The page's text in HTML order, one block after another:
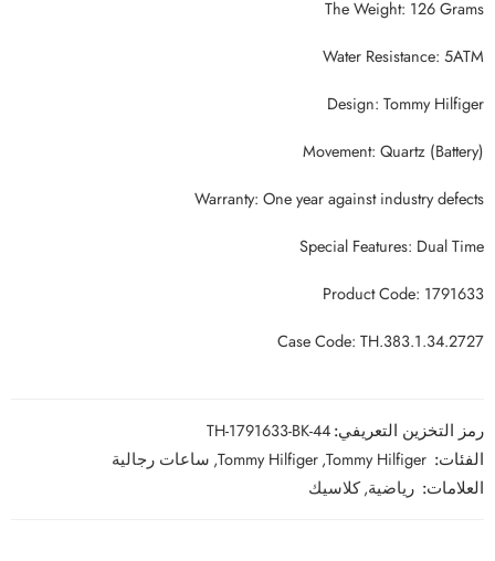
The Weight: 126 Grams
Water Resistance: 5ATM
Design: Tommy Hilfiger
Movement: Quartz (Battery)
Warranty: One year against industry defects
Special Features: Dual Time
Product Code: 1791633
Case Code: TH.383.1.34.2727
رمز التخزين التعريفي:TH-1791633-BK-44
الفئات: Tommy Hilfiger
,
Tommy Hilfiger
, ساعات رجالية
العلامات: رياضية,كلاسيك